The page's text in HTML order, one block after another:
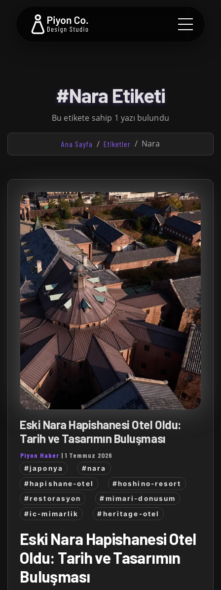
#Nara Etiketi
Bu etikete sahip 1 yazı bulundu
Ana Sayfa Etiketler Nara
Eski Nara Hapishanesi Otel Oldu:
Tarih ve Tasarımın Buluşması
Piyon Haber |1 Temmuz 2026
#japonya
#nara
#hapishane-otel
#hoshino-resort
#restorasyon
#mimari-donusum
#ic-mimarlik
#heritage-otel
Eski Nara Hapishanesi Otel
Oldu: Tarih ve Tasarımın
Buluşması